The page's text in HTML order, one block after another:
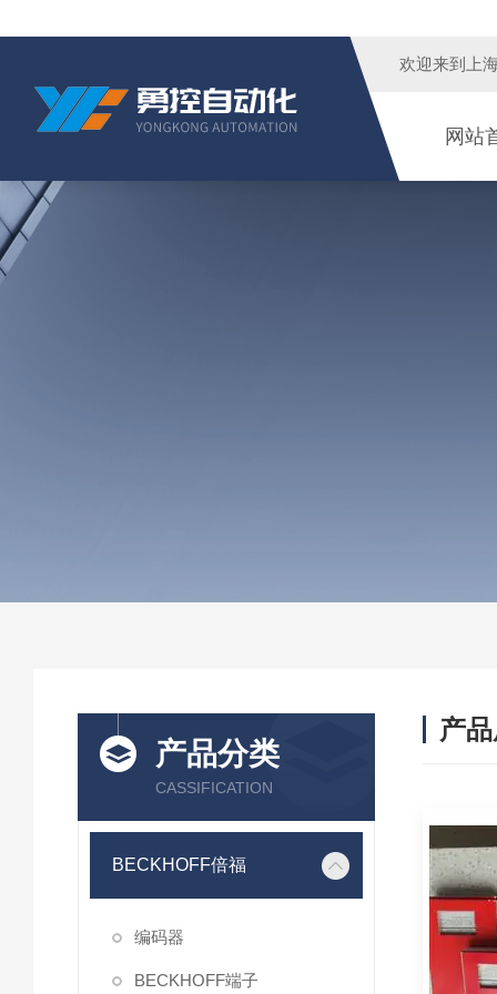
欢迎来到 上
网站
产品分类
CASSIFICATION
BECKHOFF倍福
编码器
BECKHOFF端子
产